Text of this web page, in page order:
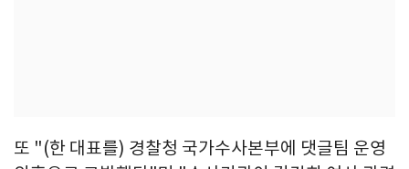
또 "(한 대표를) 경찰청 국가수사본부에 댓글팀 운영